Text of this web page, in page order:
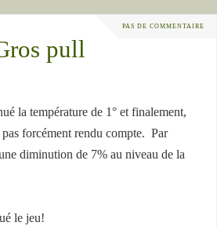
PAS DE COMMENTAIRE
pull
la température de 1° et finalement,
pas forcément rendu compte. Par
diminution de 7% au niveau de la
le jeu!